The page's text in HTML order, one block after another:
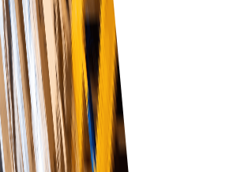
ошибок, допускаемых вручную,
автоматизированным
закупок, которые повышают
даёт реальные